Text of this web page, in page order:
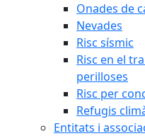
Onades de
Nevades
Risc sísmic
Risc en el
perilloses
Risc per
Refugis
Entitats i